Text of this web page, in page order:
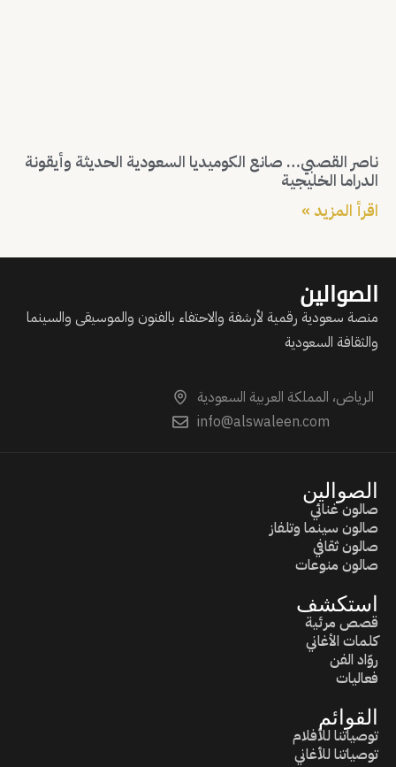
ناصر القصبي… صانع الكوميديا السعودية الحديثة وأيقونة
الدراما الخليجية
اقرأ المزيد »
الصوالين
منصة سعودية رقمية لأرشفة والاحتفاء بالفنون والموسيقى والسينما
والثقافة السعودية
الرياض، المملكة العربية السعودية
info@alswaleen.com
الصوالين
صالون غنائي
صالون سينما وتلفاز
صالون ثقافي
صالون منوعات
استكشف
قصص مرئية
كلمات الأغاني
روّاد الفن
فعاليات
القوائم
توصياتنا للأفلام
توصياتنا للأغاني